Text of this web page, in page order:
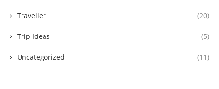
Traveller (20)
Trip Ideas (5)
Uncategorized (11)